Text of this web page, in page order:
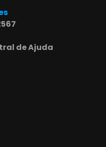
de Ajuda